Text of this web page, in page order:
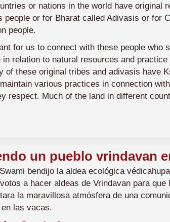
or nations in the world have original
people or for Bharat called Adivasis or for
people.
for us to connect with these people who
in relation to natural resources and practice
of these original tribes and adivasis have
various practices in connection
respect. Much of the land in different
un pueblo vrindavan
bendijo la aldea ecológica
a hacer aldeas de Vrindavan para que
la maravillosa atmósfera de una
las vacas.